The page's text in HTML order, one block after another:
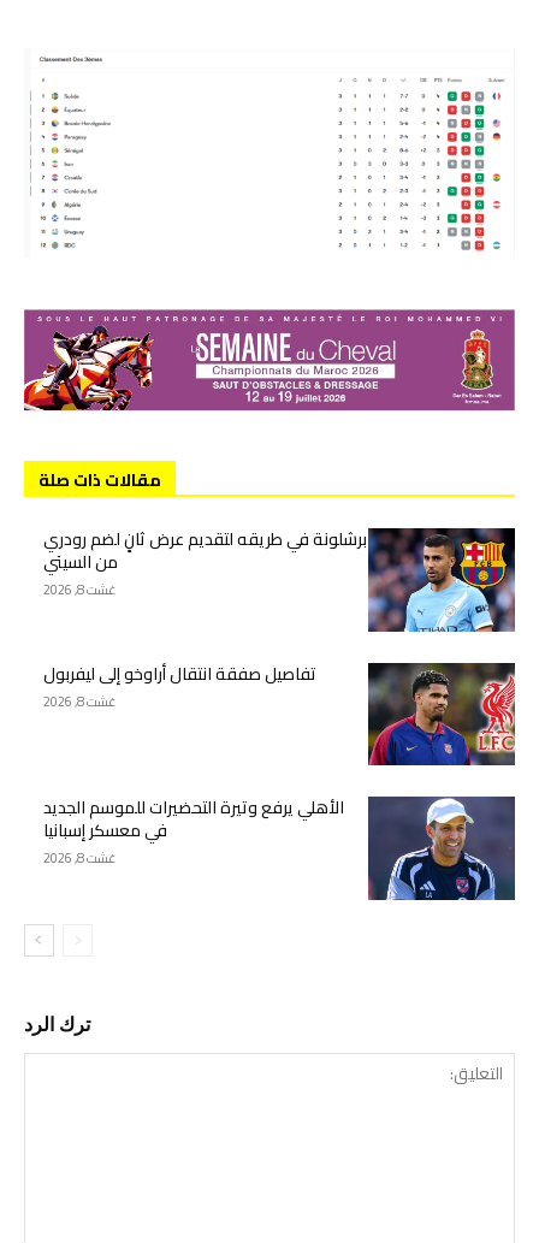
مقالات ذات صلة
برشلونة في طريقه لتقديم عرض ثانٍ لضم رودري
من السيتي
غشت 8, 2026
تفاصيل صفقة انتقال أراوخو إلى ليفربول
غشت 8, 2026
الأهلي يرفع وتيرة التحضيرات للموسم الجديد
في معسكر إسبانيا
غشت 8, 2026
ترك الرد